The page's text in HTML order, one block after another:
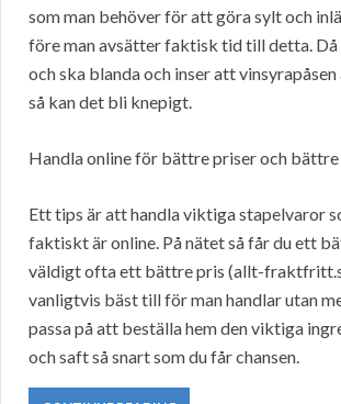
som man behöver för att göra sylt och
före man avsätter faktisk tid till detta. Då
och ska blanda och inser att
så kan det bli knepigt.
Handla online för bättre priser och
Ett tips är att handla viktiga stapelvaror
faktiskt är online. På nätet så får du ett
väldigt ofta ett bättre pris (allt-
vanligtvis bäst till för man handlar utan
passa på att beställa hem den viktiga
och saft så snart som du får chansen.